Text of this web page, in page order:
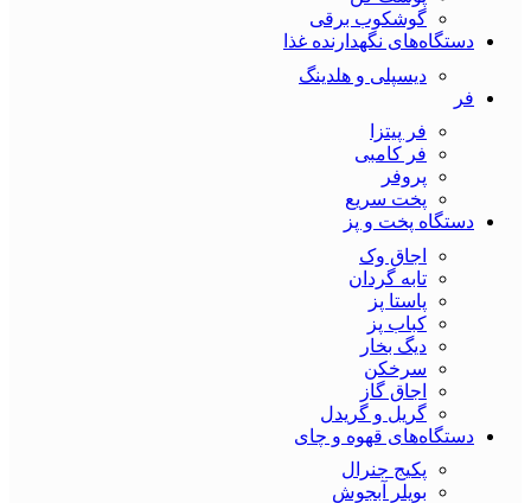
گوشکوب برقی
دستگاه‌های نگهدارنده غذا
دیسپلی و هلدینگ
فر
فر پیتزا
فر کامبی
پروفر
پخت سریع
دستگاه‌ پخت و پز
اجاق وک
تابه گردان
پاستا پز
کباب پز
دیگ بخار
سرخکن
اجاق گاز
گریل و گریدل
دستگاه‌های قهوه و چای
پکیج جنرال
بویلر آبجوش